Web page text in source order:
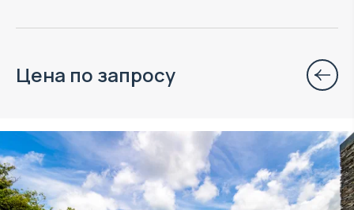
Цена по запросу